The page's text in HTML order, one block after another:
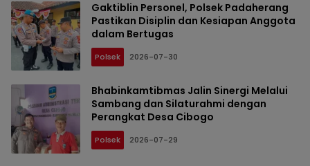
Gaktiblin Personel, Polsek Padaherang
Pastikan Disiplin dan Kesiapan Anggota
dalam Bertugas
Polsek 2026-07-30
Bhabinkamtibmas Jalin Sinergi Melalui
Sambang dan Silaturahmi dengan
Perangkat Desa Cibogo
Polsek 2026-07-29